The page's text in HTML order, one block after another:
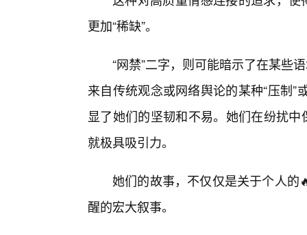
更加“稀缺”。
“网禁”二字，则可能暗示了在某些
来自传统观念或网络舆论的某种“压制”
显了她们的坚韧和不易。她们在纷扰
就极具吸引力。
她们的故事，不仅仅是关于个人的
醒的宏大叙事。